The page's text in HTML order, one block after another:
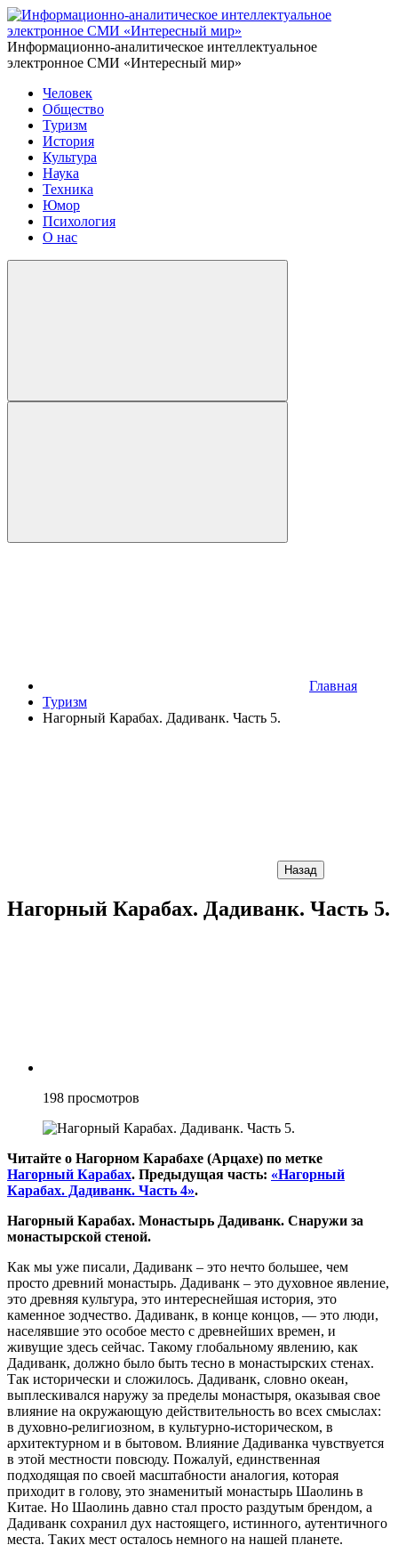
Информационно-аналитическое интеллектуальное
электронное СМИ «Интересный мир»
Человек
Общество
Туризм
История
Культура
Наука
Техника
Юмор
Психология
О нас
Главная
Туризм
Нагорный Карабах. Дадиванк. Часть 5.
Назад
Нагорный Карабах. Дадиванк. Часть 5.
198 просмотров
Читайте о Нагорном Карабахе (Арцахе) по метке
Нагорный Карабах. Предыдущая часть: «Нагорный
Карабах. Дадиванк. Часть 4».
Нагорный Карабах. Монастырь Дадиванк. Снаружи за
монастырской стеной.
Как мы уже писали, Дадиванк – это нечто большее, чем
просто древний монастырь. Дадиванк – это духовное явление,
это древняя культура, это интереснейшая история, это
каменное зодчество. Дадиванк, в конце концов, — это люди,
населявшие это особое место с древнейших времен, и
живущие здесь сейчас. Такому глобальному явлению, как
Дадиванк, должно было быть тесно в монастырских стенах.
Так исторически и сложилось. Дадиванк, словно океан,
выплескивался наружу за пределы монастыря, оказывая свое
влияние на окружающую действительность во всех смыслах:
в духовно-религиозном, в культурно-историческом, в
архитектурном и в бытовом. Влияние Дадиванка чувствуется
в этой местности повсюду. Пожалуй, единственная
подходящая по своей масштабности аналогия, которая
приходит в голову, это знаменитый монастырь Шаолинь в
Китае. Но Шаолинь давно стал просто раздутым брендом, а
Дадиванк сохранил дух настоящего, истинного, аутентичного
места. Таких мест осталось немного на нашей планете.